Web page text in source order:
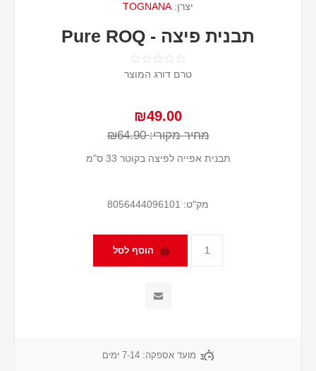
יצרן: TOGNANA
תבנית פיצה - Pure ROQ
טרם דורג המוצר
₪49.00
מחיר מקורי: ₪64.90
תבנית אפייה לפיצה בקוטר 33 ס"מ
מק"ט: 8056444096101
מועד אספקה: 7-14 ימים